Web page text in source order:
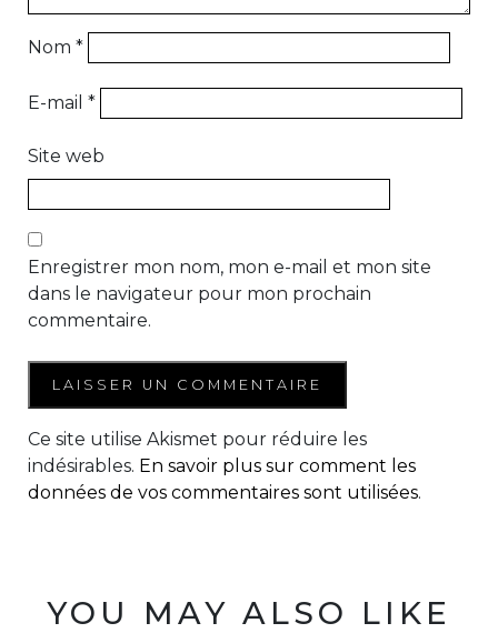
Nom *
E-mail *
Site web
Enregistrer mon nom, mon e-mail et mon site
dans le navigateur pour mon prochain
commentaire.
Ce site utilise Akismet pour réduire les
indésirables. En savoir plus sur comment les
données de vos commentaires sont utilisées.
YOU MAY ALSO LIKE